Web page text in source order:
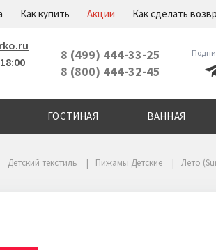
Как купить Акции Как сделать
8 (499) 444-33-25
8 (800) 444-32-45
ГОСТИНАЯ ВАННАЯ
Детский текстиль Пижамы Детские Лето